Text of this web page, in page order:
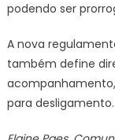
podendo ser
A nova
também define
para desligamento.